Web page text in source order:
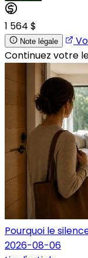
1 564 $
Note légale
Continuez votre
Pourquoi le
2026-08-06